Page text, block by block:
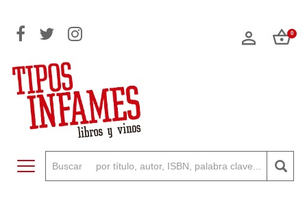
0
Toggle navigation